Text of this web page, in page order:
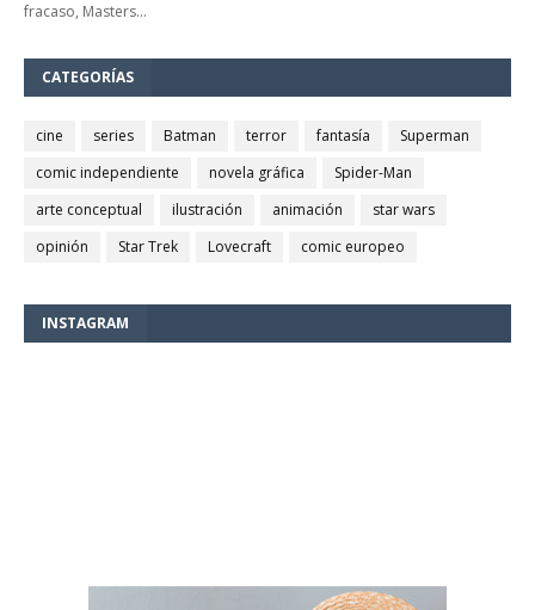
fracaso, Masters…
CATEGORÍAS
cine series Batman terror fantasía
Superman
comic independiente
novela gráfica
Spider-Man
arte conceptual
ilustración animación
star wars
opinión
Star Trek Lovecraft comic europeo
INSTAGRAM